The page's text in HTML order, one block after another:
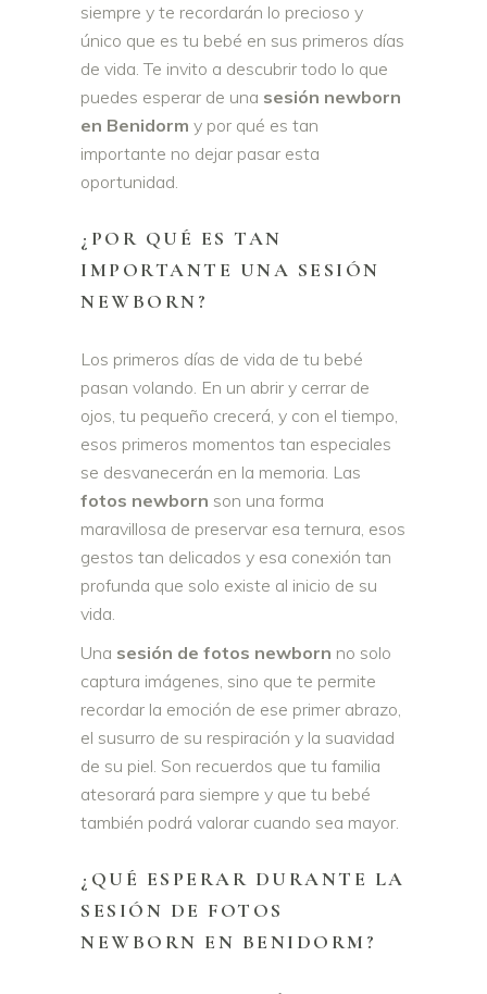
siempre y te recordarán lo precioso y
único que es tu bebé en sus primeros días
de vida. Te invito a descubrir todo lo que
puedes esperar de una sesión newborn
en Benidorm y por qué es tan
importante no dejar pasar esta
oportunidad.
¿POR QUÉ ES TAN
IMPORTANTE UNA SESIÓN
NEWBORN?
Los primeros días de vida de tu bebé
pasan volando. En un abrir y cerrar de
ojos, tu pequeño crecerá, y con el tiempo,
esos primeros momentos tan especiales
se desvanecerán en la memoria. Las
fotos newborn son una forma
maravillosa de preservar esa ternura, esos
gestos tan delicados y esa conexión tan
profunda que solo existe al inicio de su
vida.
Una sesión de fotos newborn no solo
captura imágenes, sino que te permite
recordar la emoción de ese primer abrazo,
el susurro de su respiración y la suavidad
de su piel. Son recuerdos que tu familia
atesorará para siempre y que tu bebé
también podrá valorar cuando sea mayor.
¿QUÉ ESPERAR DURANTE LA
SESIÓN DE FOTOS
NEWBORN EN BENIDORM?